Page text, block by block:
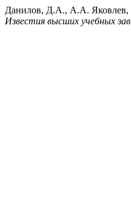
Данилов, Д.А., А.А. Яковлев,
Известия высших учебных